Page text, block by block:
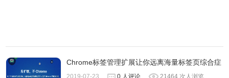
Chrome标签管理扩展让你远离海量标签页综合症
2019-07-23 0 人评论
21464 次人浏览